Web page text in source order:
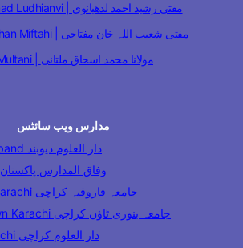
Mufti Rasheed Ahmad Ludhianvi | مفتی رشید احمد لدھیانوی
Mufti Shoaibullah Khan Miftahi | مفتی شعیب اللہ خان مفتاحی
Muhammad Ishaq Multani | مولانا محمد اسحاق ملتانی
مدارس ویب سائٹس
Darul Uloom Deoband دار العلوم دیوبند
Wifaq ul Madaris وفاق المدارس پاکستان
Jamia Farooqia Karachi جامعہ فاروقیہ کراچی
Jamia Banuri Town Karachi جامعہ بنوری ٹاؤن کراچی
Darul Uloom Karachi دار العلوم کراچی